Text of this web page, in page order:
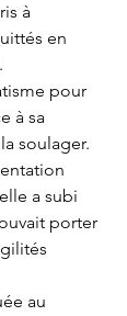
à
en
pour
à sa
soulager.
a subi
porter
au